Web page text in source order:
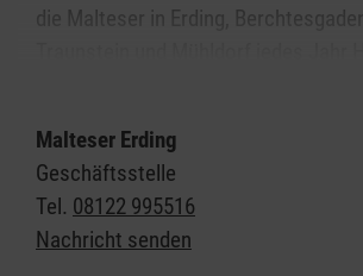
die Malteser in Erding,
bedürftige Menschen in Rumänien.
festgelegtem Inhalt Familien in den
siebenbürgischen Städten Sfantu
Baraolt – etwa 25 km nördlich der
eine Weihnachtsfreude bereiten.
Malteser Erding
Geschäftsstelle
Tel. 08122 995516
Nachricht senden